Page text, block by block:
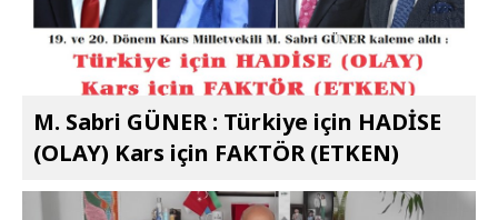
M. Sabri GÜNER : Türkiye için HADİSE
(OLAY) Kars için FAKTÖR (ETKEN)